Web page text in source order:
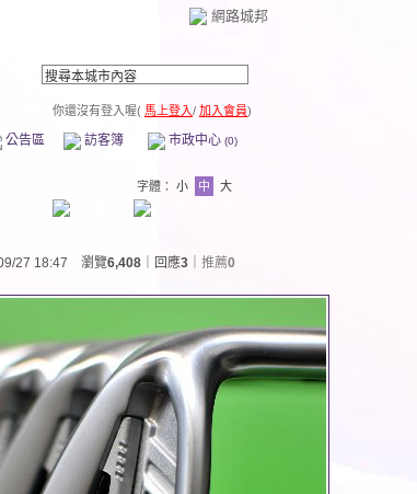
網路城邦
你還沒有登入喔( 馬上登入/ 加入會員)
公告區 訪客簿 市政中心 (0)
字體： 小 中
大
27 18:47 瀏覽6,408 ｜回應3 推薦0